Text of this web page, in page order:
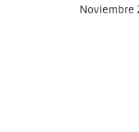
Noviembre